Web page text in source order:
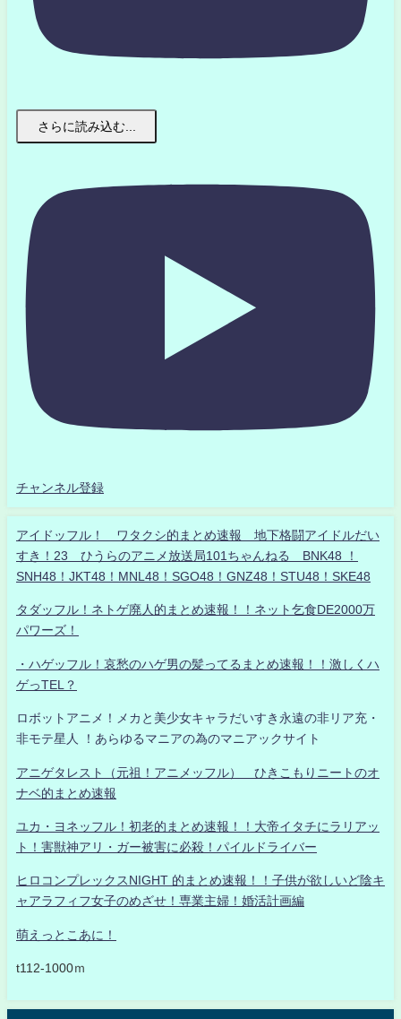
さらに読み込む...
チャンネル登録
アイドッフル！ ワタクシ的まとめ速報 地下格闘アイドルだい
すき！23 ひうらのアニメ放送局101ちゃんねる BNK48 ！
SNH48！JKT48！MNL48！SGO48！GNZ48！STU48！SKE48
タダッフル！ネトゲ廃人的まとめ速報！！ネット乞食DE2000万
パワーズ！
・ハゲッフル！哀愁のハゲ男の髪ってるまとめ速報！！激しくハ
ゲっTEL？
ロボットアニメ！メカと美少女キャラだいすき永遠の非リア充・
非モテ星人 ！あらゆるマニアの為のマニアックサイト
アニゲタレスト（元祖！アニメッフル） ひきこもりニートのオ
ナベ的まとめ速報
ユカ・ヨネッフル！初老的まとめ速報！！大帝イタチにラリアッ
ト！害獣神アリ・ガー被害に必殺！パイルドライバー
ヒロコンプレックスNIGHT 的まとめ速報！！子供が欲しいど陰キ
ャアラフィフ女子のめざせ！専業主婦！婚活計画編
萌えっとこあに！
t112-1000ｍ